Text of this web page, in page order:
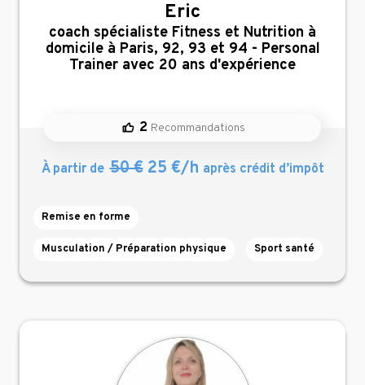
Eric
,
coach spécialiste Fitness et Nutrition à
domicile à Paris, 92, 93 et 94 - Personal
Trainer avec 20 ans d'expérience
2 Recommandations
À partir de 50 €25 €/h après crédit d’impôt
Remise en forme
Musculation / Préparation physique Sport santé